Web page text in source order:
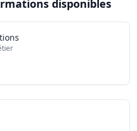
disponibles
des achats en
disponibles